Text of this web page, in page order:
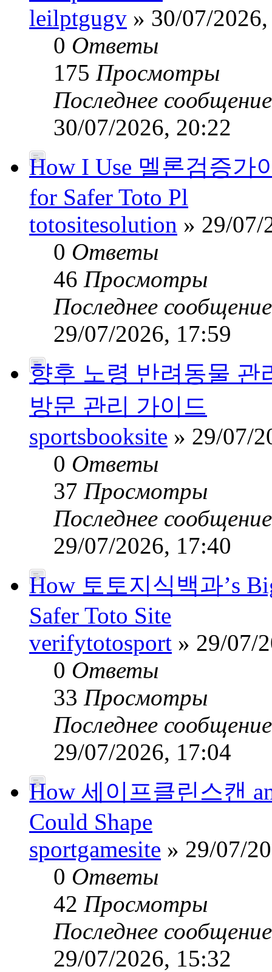
leilptgugv » 30/07/
0 Ответы
175 Просмотры
Последнее
30/07/2026, 20:22
How I Use 멜론검증가
for Safer Toto Pl
totositesolution » 29/07/
0 Ответы
46 Просмотры
Последнее
29/07/2026, 17:59
향후 노령 반려동물 관
방문 관리 가이드
sportsbooksite » 29/07/
0 Ответы
37 Просмотры
Последнее
29/07/2026, 17:40
How 토토지식백과’s
Safer Toto Site
verifytotosport » 29/07/
0 Ответы
33 Просмотры
Последнее
29/07/2026, 17:04
How 세이프클린스캔
Could Shape
sportgamesite » 29/07/
0 Ответы
42 Просмотры
Последнее
29/07/2026, 15:32